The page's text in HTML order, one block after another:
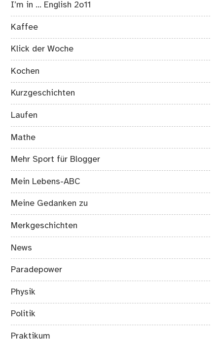
I’m in … English 2o11
Kaffee
Klick der Woche
Kochen
Kurzgeschichten
Laufen
Mathe
Mehr Sport für Blogger
Mein Lebens-ABC
Meine Gedanken zu
Merkgeschichten
News
Paradepower
Physik
Politik
Praktikum